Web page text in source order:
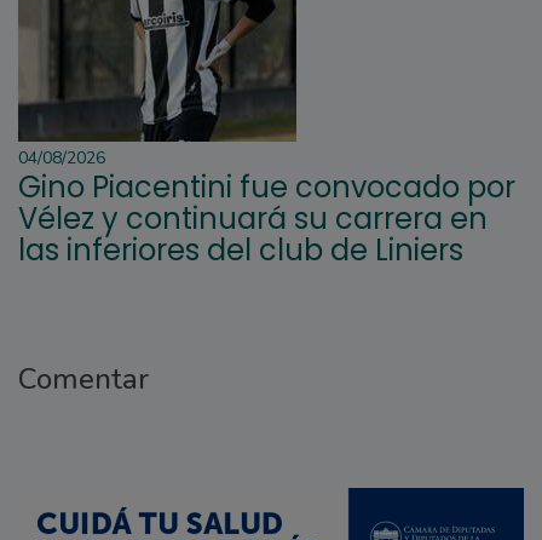
04/08/2026
Gino Piacentini fue convocado por
Vélez y continuará su carrera en
las inferiores del club de Liniers
Comentar